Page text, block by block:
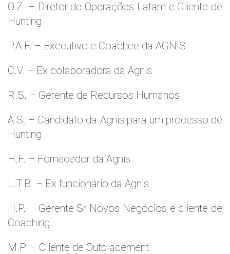
O.Z. – Diretor de Operações Latam e Cliente de
Hunting
P.A.F. – Executivo e Coachee da AGNIS
C.V. – Ex colaboradora da Agnis
R.S. – Gerente de Recursos Humanos
A.S. – Candidato da Agnis para um processo de
Hunting
H.F. – Fornecedor da Agnis
L.T.B. – Ex funcionário da Agnis
H.P. – Gerente Sr Novos Negócios e cliente de
Coaching
M.P. – Cliente de Outplacement.